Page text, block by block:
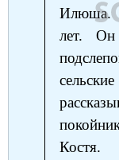
Илюша.
лет. Он